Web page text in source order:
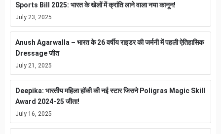
Sports Bill 2025: भारत के खेलों में क्रांति लाने वाला नया कानून!
July 23, 2025
Anush Agarwalla – भारत के 26 वर्षीय राइडर की जर्मनी में पहली ऐतिहासिक
Dressage जीत
July 21, 2025
Deepika: भारतीय महिला हॉकी की नई स्टार जिसने Poligras Magic Skill
Award 2024-25 जीता!
July 16, 2025